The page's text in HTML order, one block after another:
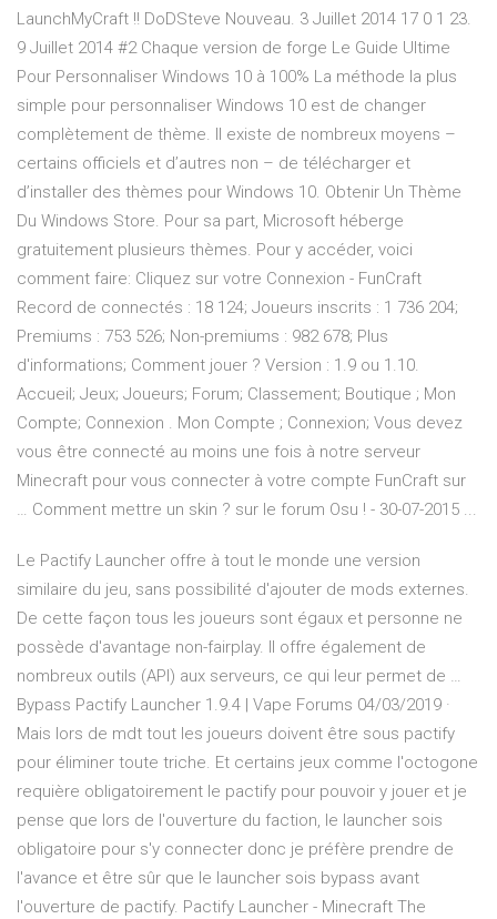
LaunchMyCraft !! DoDSteve Nouveau. 3 Juillet 2014 17 0 1 23.
9 Juillet 2014 #2 Chaque version de forge Le Guide Ultime
Pour Personnaliser Windows 10 à 100% La méthode la plus
simple pour personnaliser Windows 10 est de changer
complètement de thème. Il existe de nombreux moyens –
certains officiels et d’autres non – de télécharger et
d’installer des thèmes pour Windows 10. Obtenir Un Thème
Du Windows Store. Pour sa part, Microsoft héberge
gratuitement plusieurs thèmes. Pour y accéder, voici
comment faire: Cliquez sur votre Connexion - FunCraft
Record de connectés : 18 124; Joueurs inscrits : 1 736 204;
Premiums : 753 526; Non-premiums : 982 678; Plus
d'informations; Comment jouer ? Version : 1.9 ou 1.10.
Accueil; Jeux; Joueurs; Forum; Classement; Boutique ; Mon
Compte; Connexion . Mon Compte ; Connexion; Vous devez
vous être connecté au moins une fois à notre serveur
Minecraft pour vous connecter à votre compte FunCraft sur
… Comment mettre un skin ? sur le forum Osu ! - 30-07-2015 ...
Le Pactify Launcher offre à tout le monde une version
similaire du jeu, sans possibilité d'ajouter de mods externes.
De cette façon tous les joueurs sont égaux et personne ne
possède d'avantage non-fairplay. Il offre également de
nombreux outils (API) aux serveurs, ce qui leur permet de …
Bypass Pactify Launcher 1.9.4 | Vape Forums 04/03/2019 ·
Mais lors de mdt tout les joueurs doivent être sous pactify
pour éliminer toute triche. Et certains jeux comme l'octogone
requière obligatoirement le pactify pour pouvoir y jouer et je
pense que lors de l'ouverture du faction, le launcher sois
obligatoire pour s'y connecter donc je préfère prendre de
l'avance et être sûr que le launcher sois bypass avant
l'ouverture de pactify. Pactify Launcher - Minecraft The